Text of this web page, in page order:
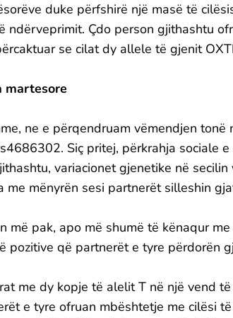
duke përfshirë një masë të
ndërveprimit. Çdo person gjithashtu
se cilat dy allele të gjenit
martesore
ne e përqendruam vëmendjen tonë
Siç pritej, përkrahja sociale
variacionet gjenetike në
mënyrën sesi partnerët silleshin
më pak, apo më shumë të kënaqur
pozitive që partnerët e tyre përdorën
me dy kopje të alelit T në një vend
e tyre ofruan mbështetje me cilësi